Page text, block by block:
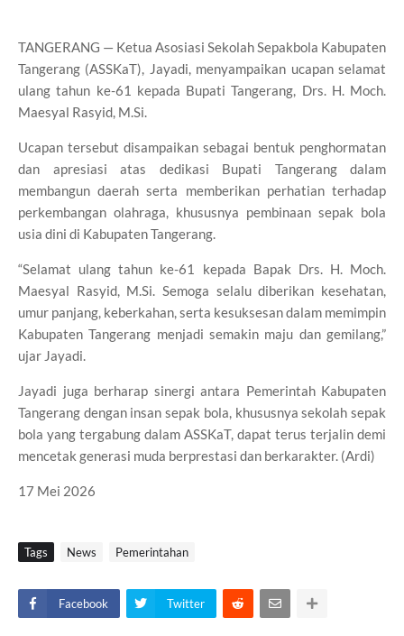
TANGERANG — Ketua Asosiasi Sekolah Sepakbola Kabupaten
Tangerang (ASSKaT), Jayadi, menyampaikan ucapan selamat
ulang tahun ke-61 kepada Bupati Tangerang, Drs. H. Moch.
Maesyal Rasyid, M.Si.
Ucapan tersebut disampaikan sebagai bentuk penghormatan
dan apresiasi atas dedikasi Bupati Tangerang dalam
membangun daerah serta memberikan perhatian terhadap
perkembangan olahraga, khususnya pembinaan sepak bola
usia dini di Kabupaten Tangerang.
“Selamat ulang tahun ke-61 kepada Bapak Drs. H. Moch.
Maesyal Rasyid, M.Si. Semoga selalu diberikan kesehatan,
umur panjang, keberkahan, serta kesuksesan dalam memimpin
Kabupaten Tangerang menjadi semakin maju dan gemilang,”
ujar Jayadi.
Jayadi juga berharap sinergi antara Pemerintah Kabupaten
Tangerang dengan insan sepak bola, khususnya sekolah sepak
bola yang tergabung dalam ASSKaT, dapat terus terjalin demi
mencetak generasi muda berprestasi dan berkarakter. (Ardi)
17 Mei 2026
Tags News Pemerintahan
Facebook Twitter